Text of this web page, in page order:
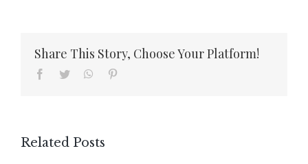
Share This Story, Choose Your Platform!
Facebook
Twitter WhatsApp
Related Posts